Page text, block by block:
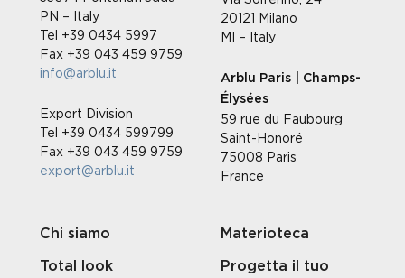
PN – Italy
Tel +39 0434 5997
Fax +39 043 459 9759
info@arblu.it
Export Division
Tel +39 0434 599799
Fax +39 043 459 9759
export@arblu.it
20121 Milano
MI – Italy
Arblu Paris | Champs-
Élysées
59 rue du Faubourg
Saint-Honoré
75008 Paris
France
Chi siamo
Total look
Materioteca
Progetta il tuo